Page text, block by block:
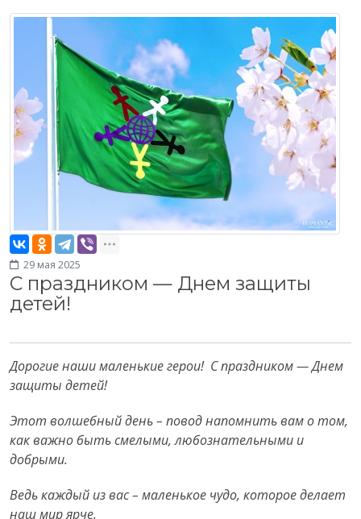
29 мая 2025
С праздником — Днем защиты
детей!
Дорогие наши маленькие герои! С праздником — Днем
защиты детей!
Этот волшебный день – повод напомнить вам о том,
как важно быть смелыми, любознательными и
добрыми.
Ведь каждый из вас – маленькое чудо, которое делает
наш мир ярче.